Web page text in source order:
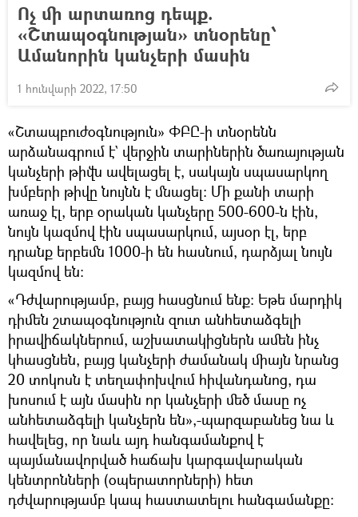
Ոչ մի արտառոց դեպք.
«Շտապօգնության» տնօրենը՝
Ամանորին կանչերի մասին
1 հունվարի 2022, 17:50
«Շտապբուժօգնություն» ՓԲԸ-ի տնօրենն
արձանագրում է` վերջին տարիներին ծառայության
կանչերի թիվն ավելացել է, սակայն սպասարկող
խմբերի թիվը նույնն է մնացել։ Մի քանի տարի
առաջ էլ, երբ օրական կանչերը 500-600-ն էին,
նույն կազմով էին սպասարկում, այսօր էլ, երբ
դրանք երբեմն 1000-ի են հասնում, դարձյալ նույն
կազմով են։
«Դժվարությամբ, բայց հասցնում ենք։ Եթե մարդիկ
դիմեն շտապօգնություն զուտ անհետաձգելի
իրավիճակներում, աշխատակիցներն ամեն ինչ
կհասցնեն, բայց կանչերի ժամանակ միայն նրանց
20 տոկոսն է տեղափոխվում հիվանդանոց, դա
խոսում է այն մասին որ կանչերի մեծ մասը ոչ
անհետաձգելի կանչերն են»,-պարզաբանեց նա և
հավելեց, որ նաև այդ հանգամանքով է
պայմանավորված հաճախ կարգավարական
կենտրոնների (օպերատորների) հետ
դժվարությամբ կապ հաստատելու հանգամանքը։